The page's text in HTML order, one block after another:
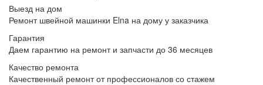
Выезд на дом
Ремонт швейной машинки Elna на дому у заказчика
Гарантия
Даем гарантию на ремонт и запчасти до 36 месяцев
Качество ремонта
Качественный ремонт от профессионалов со стажем